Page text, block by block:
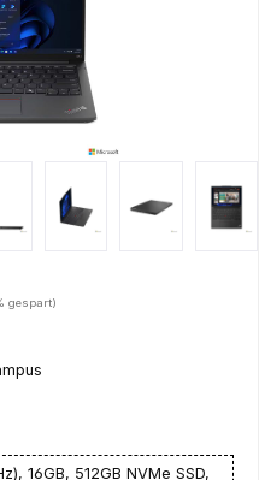
gespart)
16GB, 512GB NVMe SSD,